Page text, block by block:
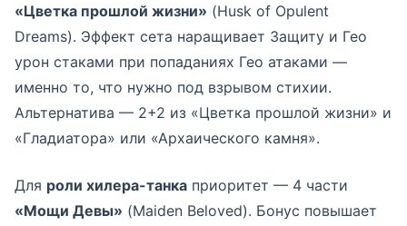
«Цветка прошлой жизни» (Husk of Opulent
Dreams). Эффект сета наращивает Защиту и Гео
урон стаками при попаданиях Гео атаками —
именно то, что нужно под взрывом стихии.
Альтернатива — 2+2 из «Цветка прошлой жизни» и
«Гладиатора» или «Архаического камня».
Для роли хилера-танка приоритет — 4 части
«Мощи Девы» (Maiden Beloved). Бонус повышает